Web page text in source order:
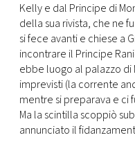
Kelly e dal Principe di
della sua rivista, che ne
si fece avanti e chiese a
incontrare il Principe
ebbe luogo al palazzo
imprevisti (la corrente
mentre si preparava e ci
Ma la scintilla scoppiò
annunciato il